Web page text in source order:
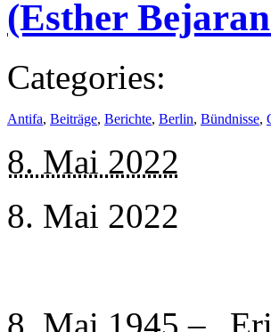
(Esther
Categories:
Antifa, Beiträge, Berichte, Berlin, Bündnisse,
8. Mai 2022
8. Mai 2022